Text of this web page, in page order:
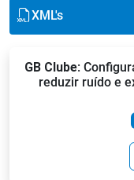
XML's
GB Clube:
reduzir ruído e